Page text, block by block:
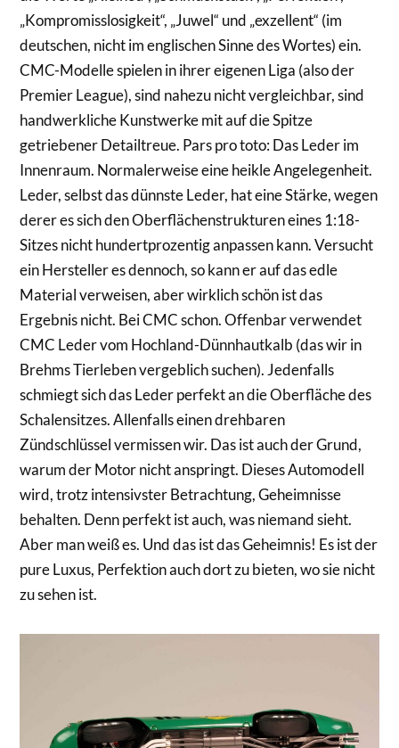
„Kompromisslosigkeit“, „Juwel“ und „exzellent“ (im
deutschen, nicht im englischen Sinne des Wortes) ein.
CMC-Modelle spielen in ihrer eigenen Liga (also der
Premier League), sind nahezu nicht vergleichbar, sind
handwerkliche Kunstwerke mit auf die Spitze
getriebener Detailtreue. Pars pro toto: Das Leder im
Innenraum. Normalerweise eine heikle Angelegenheit.
Leder, selbst das dünnste Leder, hat eine Stärke, wegen
derer es sich den Oberflächenstrukturen eines 1:18-
Sitzes nicht hundertprozentig anpassen kann. Versucht
ein Hersteller es dennoch, so kann er auf das edle
Material verweisen, aber wirklich schön ist das
Ergebnis nicht. Bei CMC schon. Offenbar verwendet
CMC Leder vom Hochland-Dünnhautkalb (das wir in
Brehms Tierleben vergeblich suchen). Jedenfalls
schmiegt sich das Leder perfekt an die Oberfläche des
Schalensitzes. Allenfalls einen drehbaren
Zündschlüssel vermissen wir. Das ist auch der Grund,
warum der Motor nicht anspringt. Dieses Automodell
wird, trotz intensivster Betrachtung, Geheimnisse
behalten. Denn perfekt ist auch, was niemand sieht.
Aber man weiß es. Und das ist das Geheimnis! Es ist der
pure Luxus, Perfektion auch dort zu bieten, wo sie nicht
zu sehen ist.